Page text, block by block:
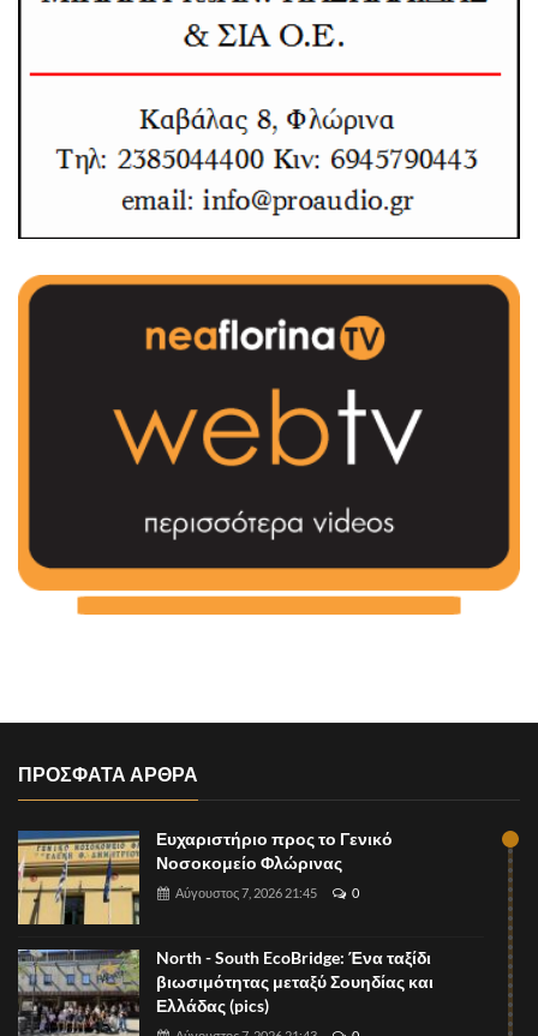
ΠΡΟΣΦΑΤΑ ΑΡΘΡΑ
Ευχαριστήριο προς το Γενικό
Νοσοκομείο Φλώρινας
Αύγουστος 7, 2026 21:45 0
North - South EcoBridge: Ένα ταξίδι
βιωσιμότητας μεταξύ Σουηδίας και
Ελλάδας (pics)